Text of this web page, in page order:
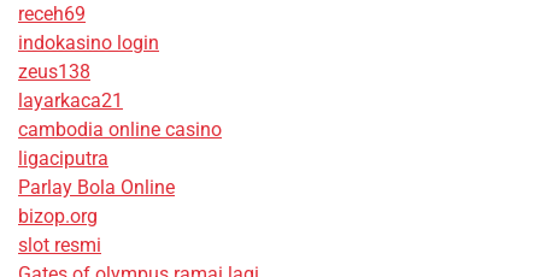
receh69
indokasino login
zeus138
layarkaca21
cambodia online casino
ligaciputra
Parlay Bola Online
bizop.org
slot resmi